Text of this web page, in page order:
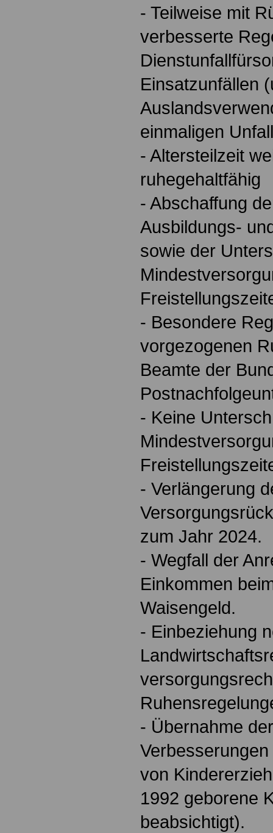
- Teilweise mit
verbesserte
Einsatzunfällen
einmaligen
- Altersteilzeit
ruhegehaltfähig
- Abschaffung
Ausbildungs-
sowie der
- Besondere
vorgezogenen
Beamte der
- Keine
- Verlängerung
zum Jahr 2024.
- Wegfall der
Einkommen
Waisengeld.
- Einbeziehung
- Übernahme
von
1992 geborene
beabsichtigt).